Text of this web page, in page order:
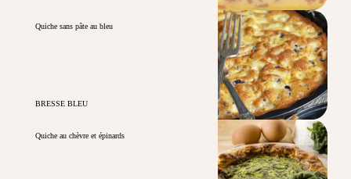
Quiche sans pâte au bleu
BRESSE BLEU
Quiche au chèvre et épinards